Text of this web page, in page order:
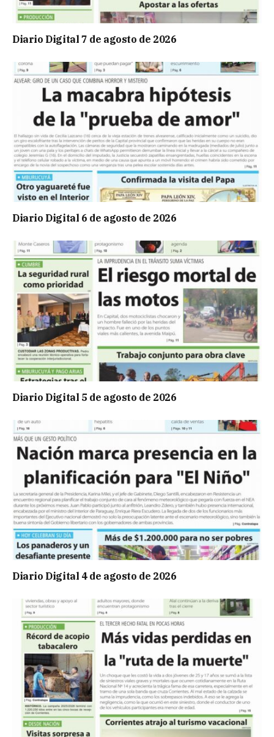
Diario Digital 7 de agosto de 2026
Diario Digital 6 de agosto de 2026
Diario Digital 5 de agosto de 2026
Diario Digital 4 de agosto de 2026